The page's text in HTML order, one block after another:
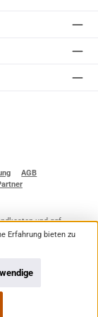
AGB
und ggf.
by
Erfahrung bieten zu